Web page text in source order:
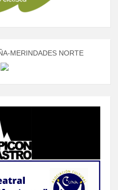
MERINDADES NORTE